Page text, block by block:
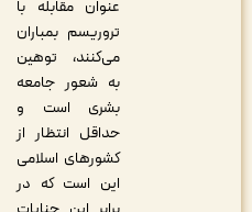
عنوان مقابله با
تروریسم بمباران
می‌کنند، توهین
به شعور جامعه
بشری است و
حداقل انتظار از
کشورهای اسلامی
این است که در